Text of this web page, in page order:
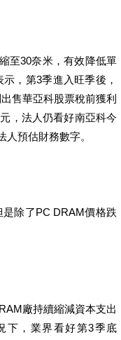
至30奈米，有效降低單
，第3季進入旺季後，
售華亞科股票稅前獲利
，法人仍看好南亞科今
預估財務數字。
除了PC DRAM價格跌
廠持續縮減資本支出
下，業界看好第3季底